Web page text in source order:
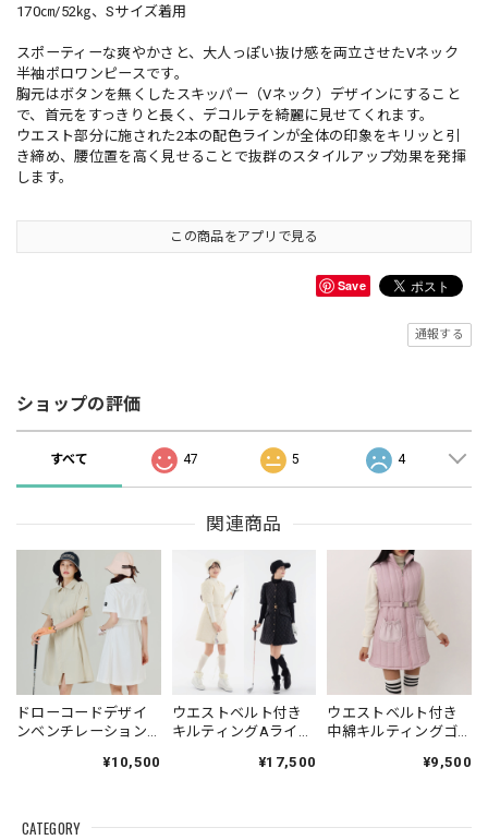
170㎝/52㎏、Sサイズ着用
スポーティーな爽やかさと、大人っぽい抜け感を両立させたVネック
半袖ポロワンピースです。
胸元はボタンを無くしたスキッパー（Vネック）デザインにすること
で、首元をすっきりと長く、デコルテを綺麗に見せてくれます。
ウエスト部分に施された2本の配色ラインが全体の印象をキリッと引
き締め、腰位置を高く見せることで抜群のスタイルアップ効果を発揮
します。
この商品をアプリで見る
Save
通報する
ショップの評価
すべて 47 5 4
関連商品
ドローコードデザイ
ンベンチレーション
¥10,500
ウエストベルト付き
キルティングAライン
¥17,500
ウエストベルト付き
中綿キルティングゴ
¥9,500
CATEGORY